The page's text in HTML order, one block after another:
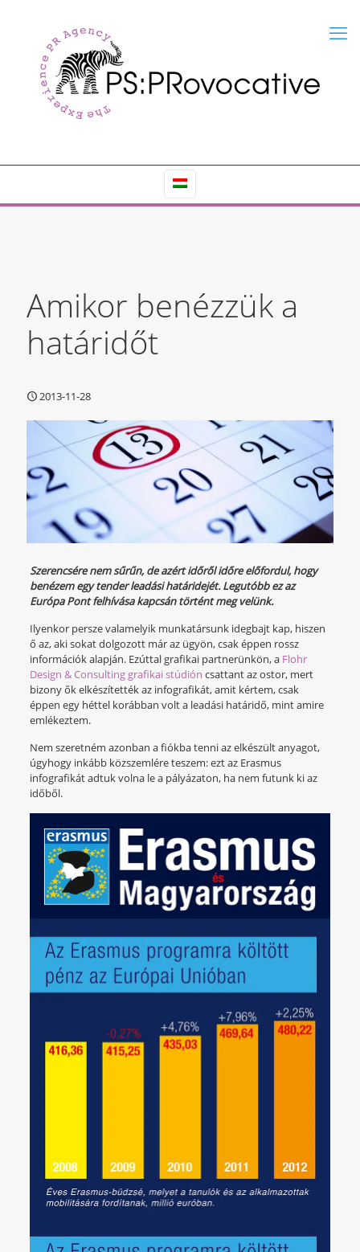
Amikor benézzük a
határidőt
2013-11-28
Szerencsére nem sűrűn, de azért időről időre előfordul, hogy
benézem egy tender leadási határidejét. Legutóbb ez az
Európa Pont felhívása kapcsán történt meg velünk.
Ilyenkor persze valamelyik munkatársunk idegbajt kap, hiszen
ő az, aki sokat dolgozott már az ügyön, csak éppen rossz
információk alapján. Ezúttal grafikai partnerünkön, a Flohr
Design & Consulting grafikai stúdión csattant az ostor, mert
bizony ők elkészítették az infografikát, amit kértem, csak
éppen egy héttel korábban volt a leadási határidő, mint amire
emlékeztem.
Nem szeretném azonban a fiókba tenni az elkészült anyagot,
úgyhogy inkább közszemlére teszem: ezt az Erasmus
infografikát adtuk volna le a pályázaton, ha nem futunk ki az
időből.